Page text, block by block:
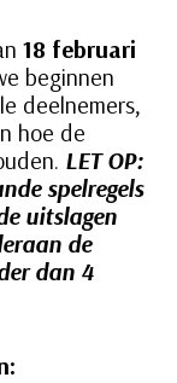
18 februari
beginnen
deelnemers,
hoe de
LET OP:
spelregels
uitslagen
de
dan 4